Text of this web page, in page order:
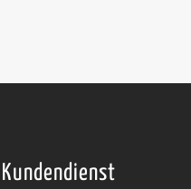
Kundendienst